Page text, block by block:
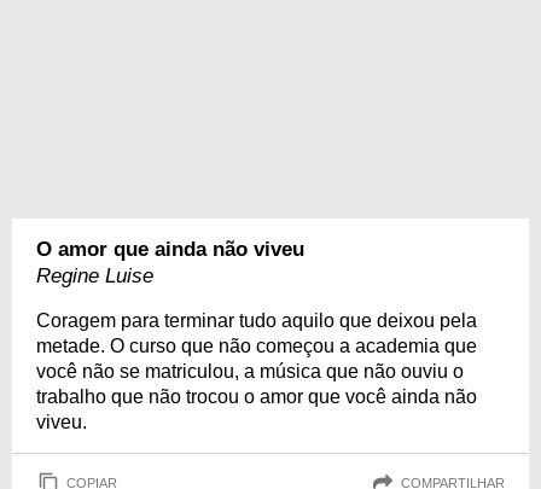
O amor que ainda não viveu
Regine Luise
Coragem para terminar tudo aquilo que deixou pela
metade. O curso que não começou a academia que
você não se matriculou, a música que não ouviu o
trabalho que não trocou o amor que você ainda não
viveu.
COPIAR COMPARTILHAR